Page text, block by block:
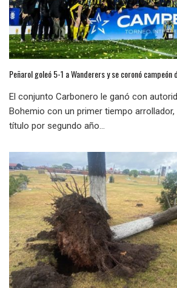
Peñarol goleó 5-1 a Wanderers y se coronó
El conjunto Carbonero le ganó con
Bohemio con un primer tiempo arrollador,
título por segundo año...